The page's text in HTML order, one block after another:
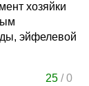
хозяйки
эйфелевой
25 /0